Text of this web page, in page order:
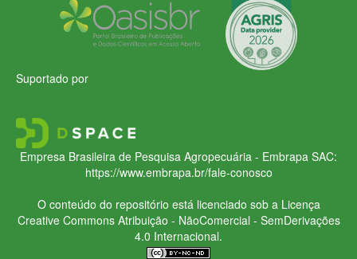
Suportado por
Empresa Brasileira de Pesquisa Agropecuária - Embrapa SAC:
https://www.embrapa.br/fale-conosco
O conteúdo do repositório está licenciado sob a Licença
Creative CommonsAtribuição - NãoComercial - SemDerivações
4.0 Internacional.